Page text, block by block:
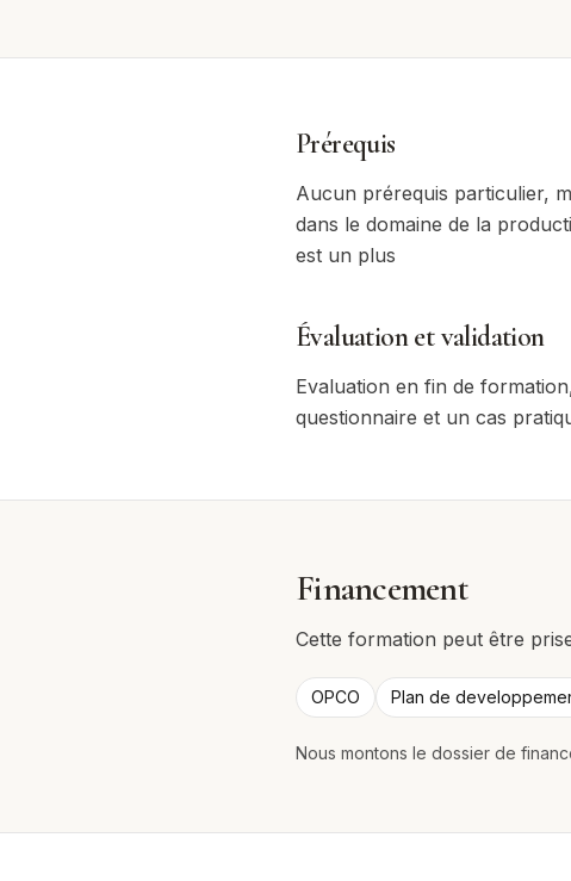
Prérequis
Aucun prérequis particulier,
dans le domaine de la
est un plus
Évaluation et validation
Evaluation en fin de
questionnaire et un cas
Financement
Cette formation peut être
OPCO Plan de
Nous montons le dossier de